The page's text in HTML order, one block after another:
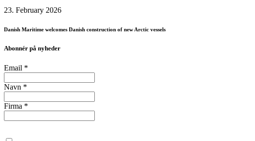
23. February 2026
Danish Maritime welcomes Danish construction of new Arctic vessels
Abonnér på nyheder
Email *
Navn *
Firma *